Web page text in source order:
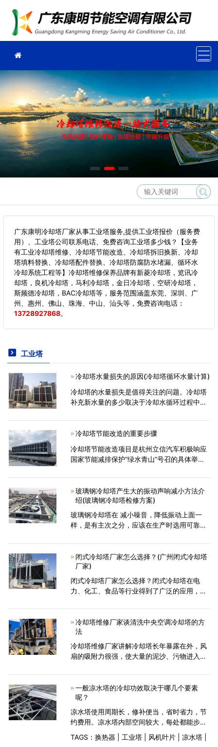
广东康明冷却塔厂家从事工业塔服务,提供工业塔报价（服务费
用）、工业塔公司联系电话、免费咨询工业塔多少钱？【业务
有工业冷却塔维修、冷却塔节能改造、冷却塔拆旧换新、冷却
塔填料替换、冷却塔配件替换、冷却塔防腐防水堵漏、循环水
冷却系统工程等】冷却塔维修保养品牌有新菱冷却塔，览讯冷
却塔，良机冷却塔，马利冷却塔，金日冷却塔，空研冷却塔，
斯频德冷却塔，BAC冷却塔等，服务范围涵盖东莞、深圳、广
州、惠州、佛山、珠海、中山、汕头等， 免费咨询电话：
13728927868。
工业塔
冷却塔水量损失的原因(冷却塔循环水量计算)
冷却塔的水量损失是值得关注的问题。冷却塔
补充新水量的多少取决于冷却水循环过程中损
括：蒸发损失、风吹损失、排污损失。 1．
蒸发损失
冷却塔节能改造的重要步骤
冷却塔节能改造项目是杭州立信汽车积极响应
国家节能减排保护“绿水青山”号召的具体举
担，对企业和社会都是有益，冷却塔节能改造
是怎么回事呢，下面就
玻璃钢冷却塔产生大的振动声响减小方法介
绍(玻璃钢冷却塔检修方案)
玻璃钢冷却塔在 减小噪音，降低振动上面一
样，是有主次之分，应该在生产时选用可靠厂
施。隔振的方法：在塔基和混凝土之间架设减
振 器以来减小对玻璃钢冷
闭式冷却塔厂家怎么选择？(广州闭式冷却塔
厂家)
闭式冷却塔厂家怎么选择？闭式冷却塔在电
力、化工、食品等行业得到了广泛的应用，随
那么，闭式冷却塔制造商应该如何选择呢?一般
来说，选择闭式冷却塔
冷却塔维修厂家谈清洗中央空调冷却塔的方
法
冷却塔维修厂家讲解冷却塔长年暴露在外，风
扇的吸附力很强，使大量的泥沙、污物进入塔
力，布水器出水孔很容易堵塞，泥沙及污垢也
很容易进入冷却水系统
一般凉水塔的冷却功效取决于哪几个要素
呢？
凉水塔使用周期长，修补便当，省时省力，节
约费用。凉水塔内部空间较大，每处都能步入
修补养生，十分便当。要害设备使用寿命可跨
越十年以上，何必修补。省去了由于填料塔布
TAGS： 换热器 工业塔| 风机叶片| 凉水塔|